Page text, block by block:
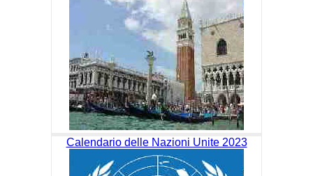
Calendario delle Nazioni Unite 2023